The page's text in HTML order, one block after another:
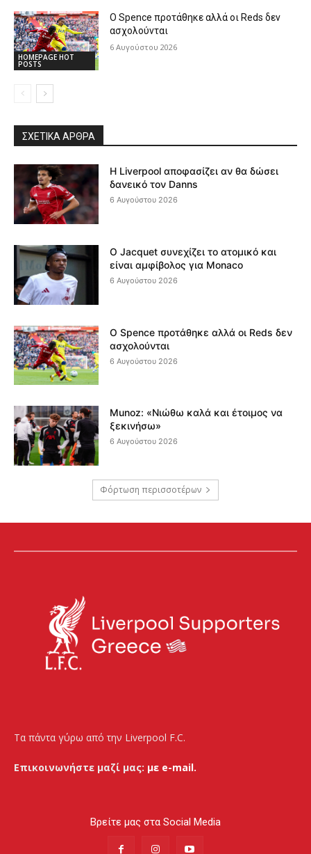
HOMEPAGE HOT
POSTS
Ο Spence προτάθηκε αλλά οι Reds δεν
ασχολούνται
6 Αυγούστου 2026
ΣΧΕΤΙΚΆ ΆΡΘΡΑ
Η Liverpool αποφασίζει αν θα δώσει
δανεικό τον Danns
6 Αυγούστου 2026
Ο Jacquet συνεχίζει το ατομικό και
είναι αμφίβολος για Monaco
6 Αυγούστου 2026
Ο Spence προτάθηκε αλλά οι Reds δεν
ασχολούνται
6 Αυγούστου 2026
Munoz: «Νιώθω καλά και έτοιμος να
ξεκινήσω»
6 Αυγούστου 2026
Φόρτωση περισσοτέρων
Τα πάντα γύρω από την Liverpool F.C.
Επικοινωνήστε μαζί μας: με e-mail.
Βρείτε μας στα Social Media